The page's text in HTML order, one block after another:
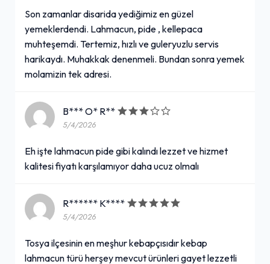
Son zamanlar disarida yediğimiz en güzel
yemeklerdendi. Lahmacun, pide , kellepaca
muhteşemdi. Tertemiz, hızlı ve guleryuzlu servis
harikaydı. Muhakkak denenmeli. Bundan sonra yemek
molamizin tek adresi.
B*** O* R**
5/4/2026
Eh işte lahmacun pide gibi kalındı lezzet ve hizmet
kalitesi fiyatı karşılamıyor daha ucuz olmalı
R****** K****
5/4/2026
Tosya ilçesinin en meşhur kebapçısıdır kebap
lahmacun türü herşey mevcut ürünleri gayet lezzetli